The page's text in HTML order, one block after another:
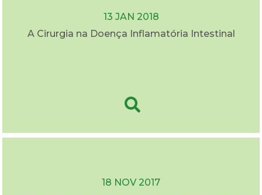
13 JAN 2018
A Cirurgia na Doença Inflamatória Intestinal
18 NOV 2017